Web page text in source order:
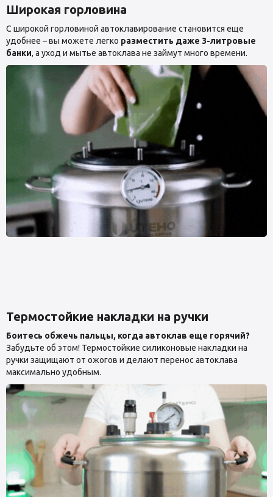
Широкая горловина
С широкой горловиной автоклавирование становится еще
удобнее – вы можете легко разместить даже 3-литровые
банки, а уход и мытье автоклава не займут много времени.
Термостойкие накладки на ручки
Боитесь обжечь пальцы, когда автоклав еще горячий?
Забудьте об этом! Термостойкие силиконовые накладки на
ручки защищают от ожогов и делают перенос автоклава
максимально удобным.